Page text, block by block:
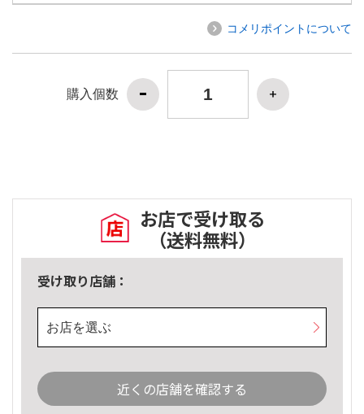
コメリポイントについて
購入個数
お店で受け取る
（送料無料）
受け取り店舗：
お店を選ぶ
近くの店舗を確認する